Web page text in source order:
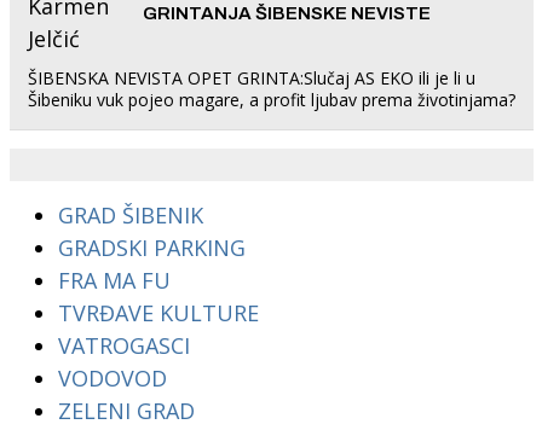
GRINTANJA ŠIBENSKE NEVISTE
ŠIBENSKA NEVISTA OPET GRINTA:Slučaj AS EKO ili je li u
Šibeniku vuk pojeo magare, a profit ljubav prema životinjama?
GRAD ŠIBENIK
GRADSKI PARKING
FRA MA FU
TVRĐAVE KULTURE
VATROGASCI
VODOVOD
ZELENI GRAD